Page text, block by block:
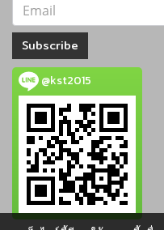
Subscribe
@kst2015